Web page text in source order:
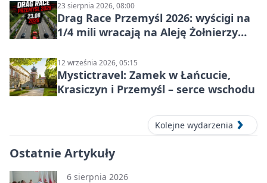
23 sierpnia 2026, 08:00
Drag Race Przemyśl 2026: wyścigi na
1/4 mili wracają na Aleję Żołnierzy
12 września 2026, 05:15
Mystictravel: Zamek w Łańcucie,
Krasiczyn i Przemyśl – serce wschodu
Kolejne wydarzenia
Ostatnie Artykuły
6 sierpnia 2026